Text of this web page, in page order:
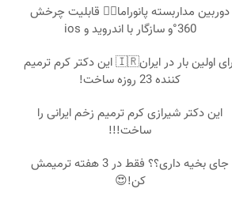
دوربین مداربسته پانوراما👈🏻 قابلیت چرخش
360°و سازگار با اندروید و ios
برای اولین بار در ایران🇮🇷 این دکتر کرم ترمیم
کننده 23 روزه ساخت!
این دکتر شیرازی کرم ترمیم زخم ایرانی را
ساخت!!!
جای بخیه داری؟؟ فقط در 3 هفته ترمیمش
کن!😍